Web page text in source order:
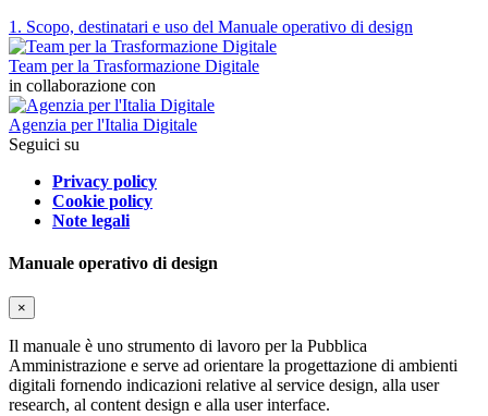
1. Scopo, destinatari e uso del Manuale operativo di design
Team per la Trasformazione Digitale
in collaborazione con
Agenzia per l'Italia Digitale
Seguici su
Privacy policy
Cookie policy
Note legali
Manuale operativo di design
×
Il manuale è uno strumento di lavoro per la Pubblica
Amministrazione e serve ad orientare la progettazione di ambienti
digitali fornendo indicazioni relative al service design, alla user
research, al content design e alla user interface.